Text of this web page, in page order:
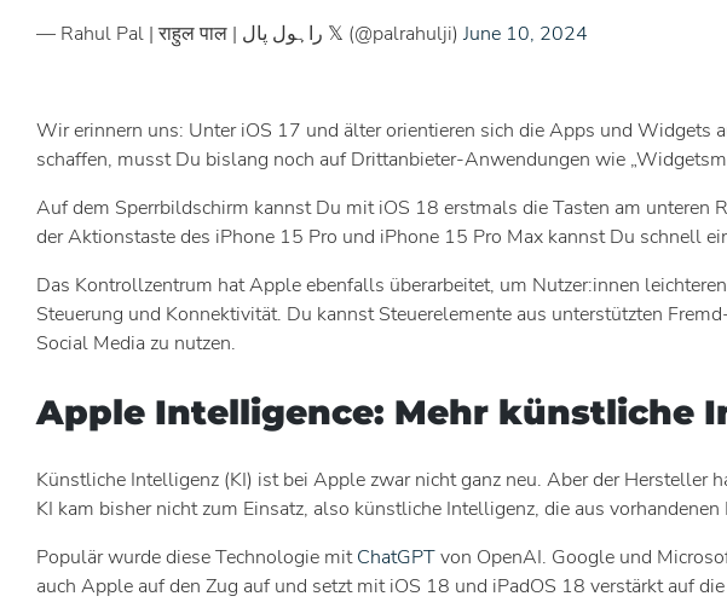
— Rahul Pal | राहुल पाल | راہول پال 𝕏 (@palrahulji)June 10, 2024
Wir erinnern uns: Unter iOS 17 und älter orientieren sich die Apps und Widgets
schaffen, musst Du bislang noch auf Drittanbieter-Anwendungen wie
Auf dem Sperrbildschirm kannst Du mit iOS 18 erstmals die Tasten am unteren
der Aktionstaste des iPhone 15 Pro und iPhone 15 Pro Max kannst Du schnell
Das Kontrollzentrum hat Apple ebenfalls überarbeitet, um Nutzer:innen
Steuerung und Konnektivität. Du kannst Steuerelemente aus unterstützten
Social Media zu nutzen.
Apple Intelligence: Mehr künstliche
Künstliche Intelligenz (KI) ist bei Apple zwar nicht ganz neu. Aber der Hersteller
KI kam bisher nicht zum Einsatz, also künstliche Intelligenz, die aus
Populär wurde diese Technologie mitChatGPTvon OpenAI. Google und
auch Apple auf den Zug auf und setzt mit iOS 18 und iPadOS 18 verstärkt auf